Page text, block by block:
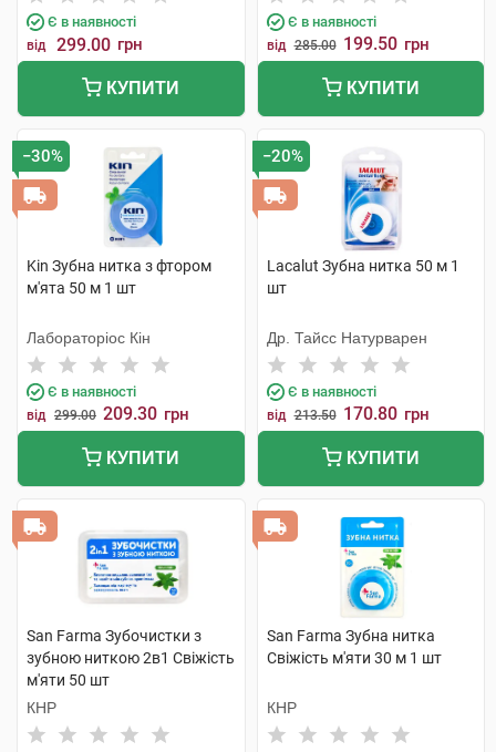
Є в наявності
від 299.00 грн
КУПИТИ
Є в наявності
від 285.00 199.50 грн
КУПИТИ
−30%
Kin Зубна нитка з фтором
м'ята 50 м 1 шт
Лабораторіос Кін
Є в наявності
від 299.00 209.30 грн
КУПИТИ
−20%
Lacalut Зубна нитка 50 м 1
шт
Др. Тайсс Натурварен
Є в наявності
від 213.50 170.80 грн
КУПИТИ
San Farma Зубочистки з
зубною ниткою 2в1 Свіжість
м'яти 50 шт
КНР
San Farma Зубна нитка
Свіжість м'яти 30 м 1 шт
КНР